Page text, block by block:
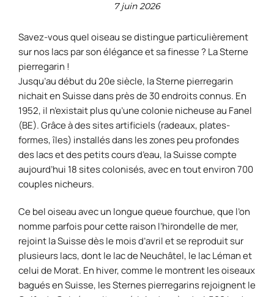
7 juin 2026
Savez-vous quel oiseau se distingue particulièrement
sur nos lacs par son élégance et sa finesse ? La Sterne
pierregarin !
Jusqu’au début du 20e siècle, la Sterne pierregarin
nichait en Suisse dans près de 30 endroits connus. En
1952, il n’existait plus qu’une colonie nicheuse au Fanel
(BE). Grâce à des sites artificiels (radeaux, plates-
formes, îles) installés dans les zones peu profondes
des lacs et des petits cours d’eau, la Suisse compte
aujourd’hui 18 sites colonisés, avec en tout environ 700
couples nicheurs.
Ce bel oiseau avec un longue queue fourchue, que l’on
nomme parfois pour cette raison l’hirondelle de mer,
rejoint la Suisse dès le mois d’avril et se reproduit sur
plusieurs lacs, dont le lac de Neuchâtel, le lac Léman et
celui de Morat. En hiver, comme le montrent les oiseaux
bagués en Suisse, les Sternes pierregarins rejoignent le